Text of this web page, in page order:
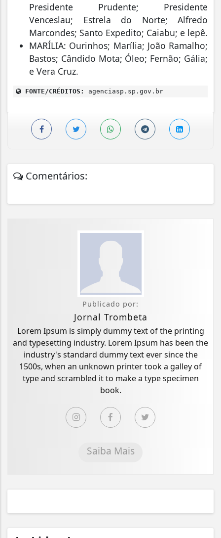
Presidente Prudente; Presidente
Venceslau; Estrela do Norte; Alfredo
Marcondes; Santo Expedito; Caiabu; e lepê.
MARÍLIA: Ourinhos; Marília; João Ramalho;
Bastos; Cândido Mota; Óleo; Fernão; Gália;
e Vera Cruz.
FONTE/CRÉDITOS: agenciasp.sp.gov.br
Comentários:
Publicado por:
Jornal Trombeta
Lorem Ipsum is simply dummy text of the printing
and typesetting industry. Lorem Ipsum has been the
industry's standard dummy text ever since the
1500s, when an unknown printer took a galley of
type and scrambled it to make a type specimen
book.
Saiba Mais